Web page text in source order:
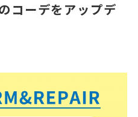
コーデをアップデ